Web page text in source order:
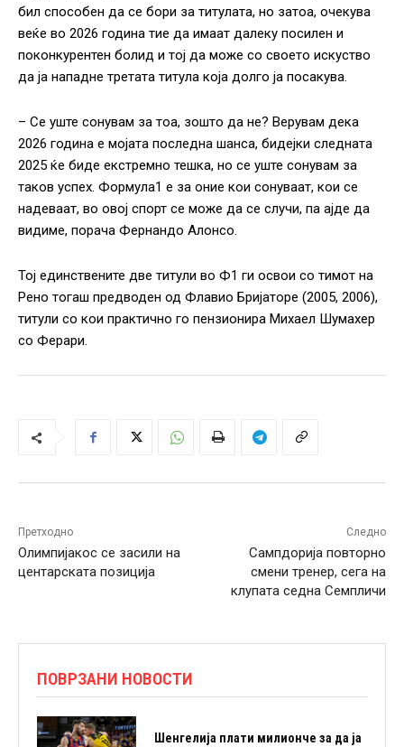
бил способен да се бори за титулата, но затоа, очекува
веќе во 2026 година тие да имаат далеку посилен и
поконкурентен болид и тој да може со своето искуство
да ја нападне третата титула која долго ја посакува.
– Се уште сонувам за тоа, зошто да не? Верувам дека
2026 година е мојата последна шанса, бидејки следната
2025 ќе биде екстремно тешка, но се уште сонувам за
таков успех. Формула1 е за оние кои сонуваат, кои се
надеваат, во овој спорт се може да се случи, па ајде да
видиме, порача Фернандо Алонсо.
Тој единствените две титули во Ф1 ги освои со тимот на
Рено тогаш предводен од Флавио Бријаторе (2005, 2006),
титули со кои практично го пензионира Михаел Шумахер
со Ферари.
Претходно
Олимпијакос се засили на
центарската позиција
Следно
Сампдорија повторно
смени тренер, сега на
клупата седна Семпличи
ПОВРЗАНИ НОВОСТИ
Шенгелија плати милионче за да ја